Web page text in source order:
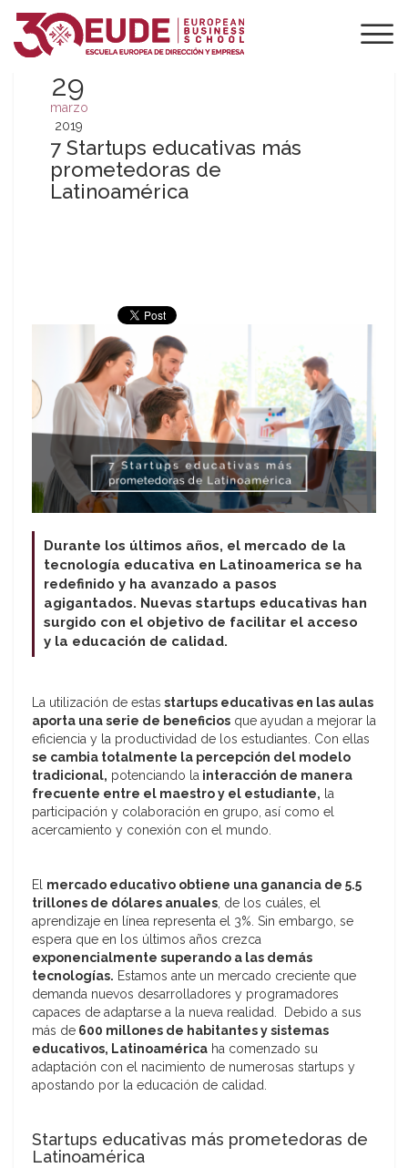
29
marzo
2019
7 Startups educativas más
prometedoras de
Latinoamérica
Durante los últimos años, el mercado de la
tecnología educativa en Latinoamerica se ha
redefinido y ha avanzado a pasos
agigantados. Nuevas startups educativas han
surgido con el objetivo de facilitar el acceso
y la educación de calidad.
La utilización de estas startups educativas en las aulas
aporta una serie de beneficios que ayudan a mejorar la
eficiencia y la productividad de los estudiantes. Con ellas
se cambia totalmente la percepción del modelo
tradicional, potenciando la interacción de manera
frecuente entre el maestro y el estudiante, la
participación y colaboración en grupo, así como el
acercamiento y conexión con el mundo.
El mercado educativo obtiene una ganancia de 5.5
trillones de dólares anuales, de los cuáles, el
aprendizaje en línea representa el 3%. Sin embargo, se
espera que en los últimos años crezca
exponencialmente superando a las demás
tecnologías. Estamos ante un mercado creciente que
demanda nuevos desarrolladores y programadores
capaces de adaptarse a la nueva realidad. Debido a sus
más de 600 millones de habitantes y sistemas
educativos, Latinoamérica ha comenzado su
adaptación con el nacimiento de numerosas startups y
apostando por la educación de calidad.
Startups educativas más prometedoras de
Latinoamérica